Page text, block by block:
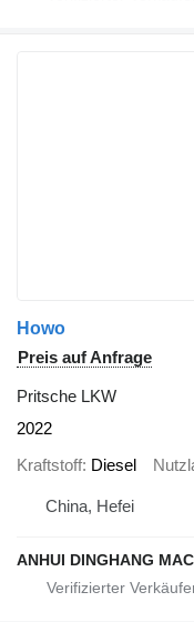
Howo
Preis auf Anfrage
Pritsche LKW
2022
Kraftstoff Diesel
China, Hefei
ANHUI DINGHANG